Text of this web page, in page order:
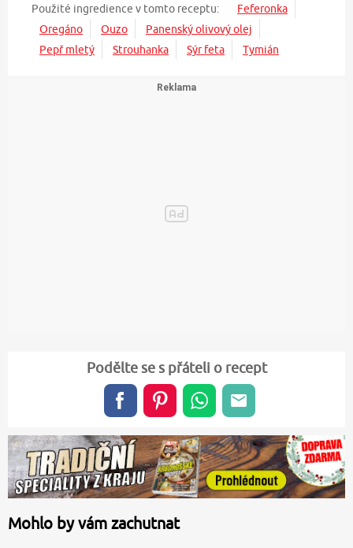
Použité ingredience v tomto receptu:
Feferonka
Oregáno
Ouzo
Panenský olivový olej
Pepř mletý
Strouhanka Sýr feta Tymián
Podělte se s přáteli o recept
Mohlo by vám zachutnat